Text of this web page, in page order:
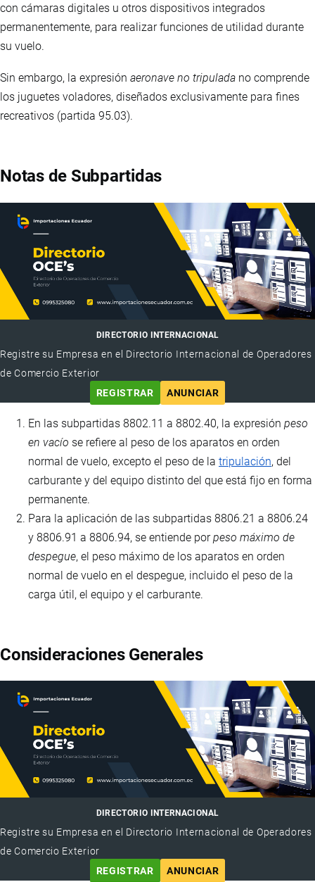
con cámaras digitales u otros dispositivos integrados
permanentemente, para realizar funciones de utilidad durante
su vuelo.
Sin embargo, la expresión aeronave no tripulada no comprende
los juguetes voladores, diseñados exclusivamente para fines
recreativos (partida 95.03).
Notas de Subpartidas
DIRECTORIO INTERNACIONAL
Registre su Empresa en el Directorio Internacional de Operadores
de Comercio Exterior
REGISTRAR
ANUNCIAR
En las subpartidas 8802.11 a 8802.40, la expresión peso
en vacío se refiere al peso de los aparatos en orden
normal de vuelo, excepto el peso de la tripulación, del
carburante y del equipo distinto del que está fijo en forma
permanente.
Para la aplicación de las subpartidas 8806.21 a 8806.24
y 8806.91 a 8806.94, se entiende porpeso máximo de
despegue, el peso máximo de los aparatos en orden
normal de vuelo en el despegue, incluido el peso de la
carga útil, el equipo y el carburante.
Consideraciones Generales
DIRECTORIO INTERNACIONAL
Registre su Empresa en el Directorio Internacional de Operadores
de Comercio Exterior
REGISTRAR
ANUNCIAR